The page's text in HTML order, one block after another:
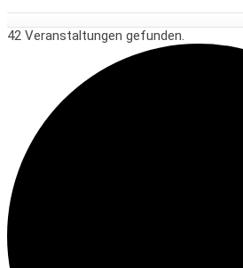
42 Veranstaltungen gefunden.